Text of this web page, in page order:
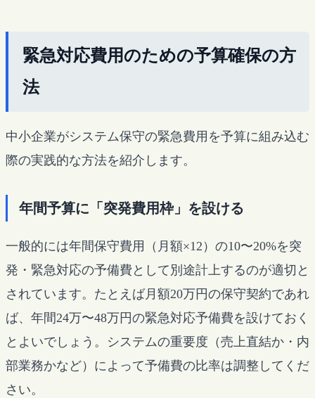
緊急対応費用のための予算確保の方
法
中小企業がシステム保守の緊急費用を予算に組み込む
際の実践的な方法を紹介します。
年間予算に「突発費用枠」を設ける
一般的には年間保守費用（月額×12）の10〜20%を突
発・緊急対応の予備費として別途計上するのが適切と
されています。たとえば月額20万円の保守契約であれ
ば、年間24万〜48万円の緊急対応予備費を設けておく
とよいでしょう。システムの重要度（売上直結か・内
部業務かなど）によって予備費の比率は調整してくだ
さい。